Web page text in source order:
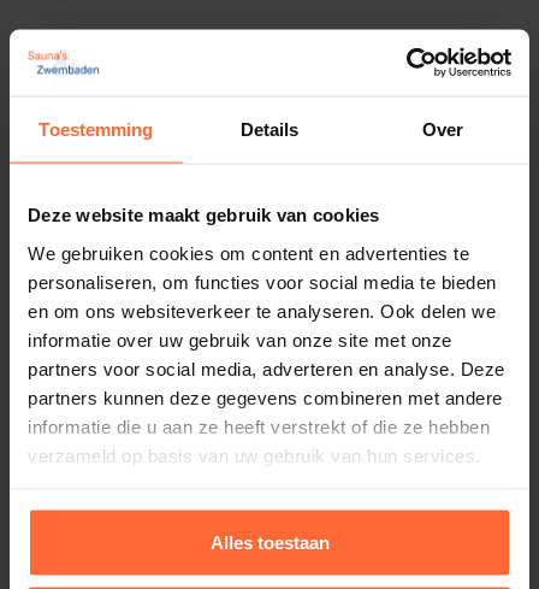
Toestemming Details Over
Deze website maakt gebruik van cookies
We gebruiken cookies om content en advertenties te
personaliseren, om functies voor social media te bieden
en om ons websiteverkeer te analyseren. Ook delen we
informatie over uw gebruik van onze site met onze
partners voor social media, adverteren en analyse. Deze
partners kunnen deze gegevens combineren met andere
informatie die u aan ze heeft verstrekt of die ze hebben
verzameld op basis van uw gebruik van hun services.
Alles toestaan
Pop-up anker 12 mm